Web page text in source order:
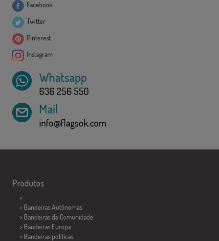
Facebook
Twitter
Pinterest
Instagram
Whatsapp
636 256 550
Mail
info@flagsok.com
Produtos
>
> Bandeiras Autônomas
> Bandeiras da Comunidade
> Bandeiras Europa
> Bandeiras políticas